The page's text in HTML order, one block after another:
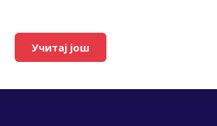
Учитај још